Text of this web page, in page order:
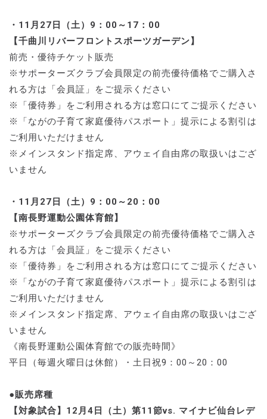
・11月27日（土）9：00～17：00
【千曲川リバーフロントスポーツガーデン】
前売・優待チケット販売
※サポーターズクラブ会員限定の前売優待価格でご購入さ
れる方は「会員証」をご提示ください
※「優待券」をご利用される方は窓口にてご提示ください
※「ながの子育て家庭優待パスポート」提示による割引は
ご利用いただけません
※メインスタンド指定席、アウェイ自由席の取扱いはござ
いません
・11月27日（土）9：00～20：00
【南長野運動公園体育館】
※サポーターズクラブ会員限定の前売優待価格でご購入さ
れる方は「会員証」をご提示ください
※「優待券」をご利用される方は窓口にてご提示ください
※「ながの子育て家庭優待パスポート」提示による割引は
ご利用いただけません
※メインスタンド指定席、アウェイ自由席の取扱いはござ
いません
《南長野運動公園体育館での販売時間》
平日（毎週火曜日は休館）・土日祝9：00～20：00
●販売席種
【対象試合】12月4日（土）第11節vs. マイナビ仙台レデ